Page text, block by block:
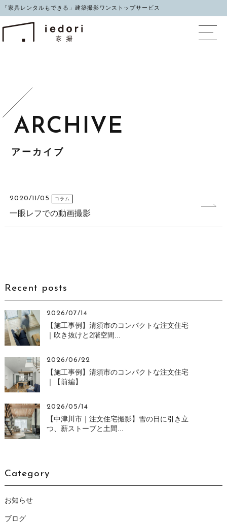
「家具レンタルもできる」建築撮影ワンストップサービス
イエドリ（家撮）家
アーカイブ
2020/11/05 コラム
一眼レフでの動画撮影
Recent posts
2026/07/14
【施工事例】清須市のコンパクトな注文住宅
｜吹き抜けと2階空間...
2026/06/22
【施工事例】清須市のコンパクトな注文住宅
｜【前編】
2026/05/14
【中津川市｜注文住宅撮影】雪の日に引き立
つ、薪ストーブと土間...
Category
お知らせ
ブログ